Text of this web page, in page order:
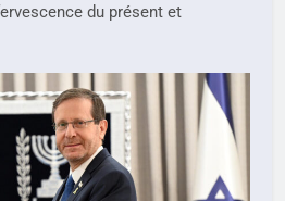
du présent et